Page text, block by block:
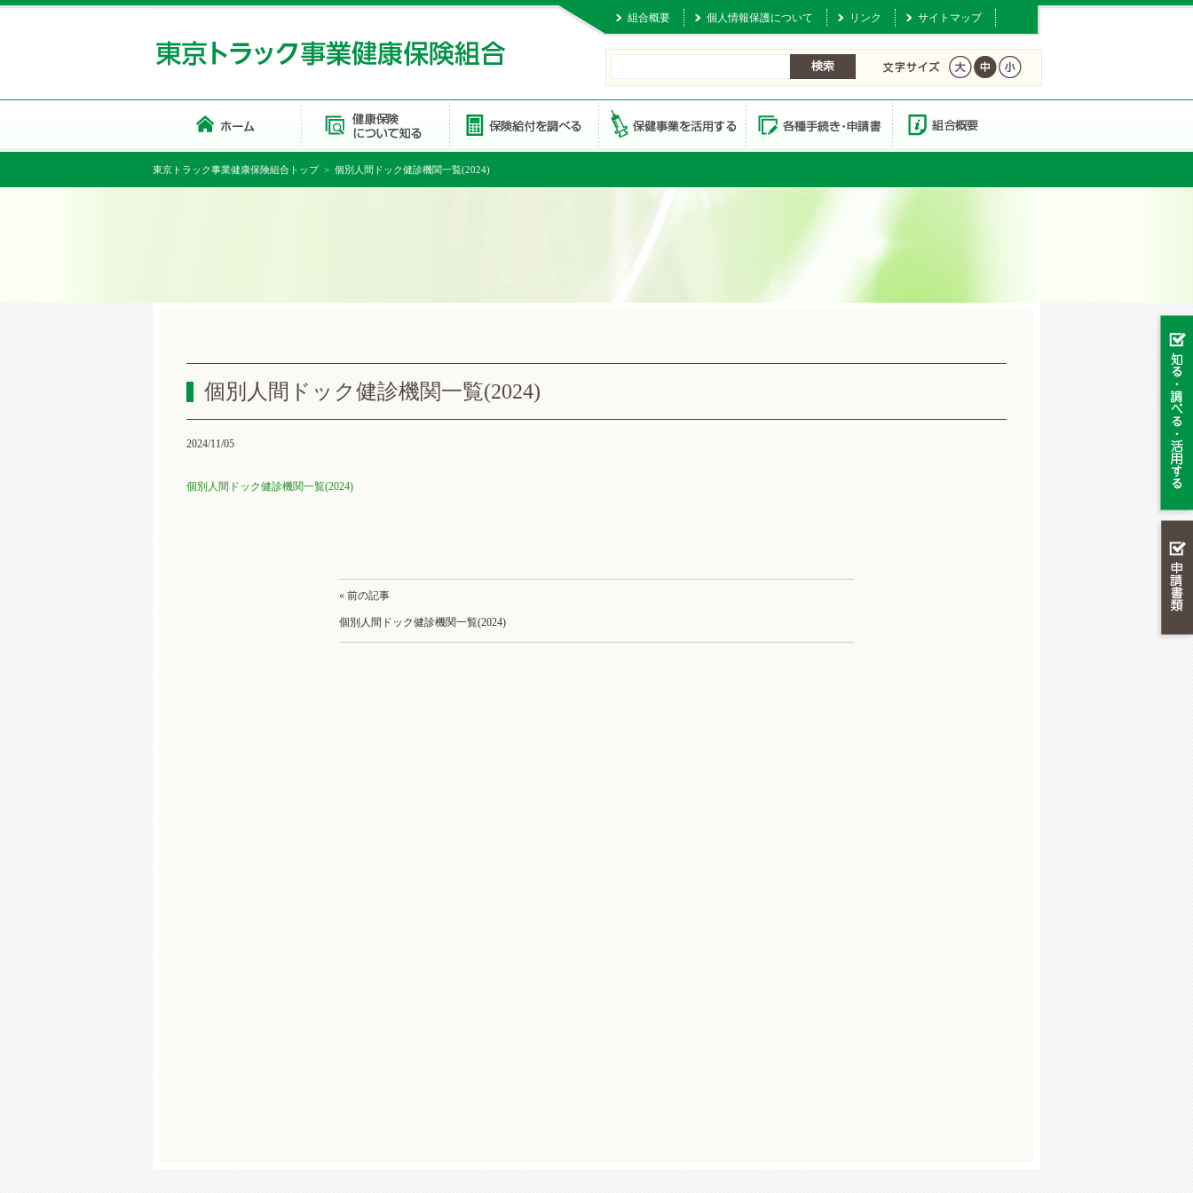
組合概要 個人情報保護について リンク サイトマップ
東京トラック事業健康保険組合トップ> 個別人間ドック健診機関一覧(2024)
個別人間ドック健診機関一覧(2024)
2024/11/05
個別人間ドック健診機関一覧(2024)
« 前の記事
個別人間ドック健診機関一覧(2024)